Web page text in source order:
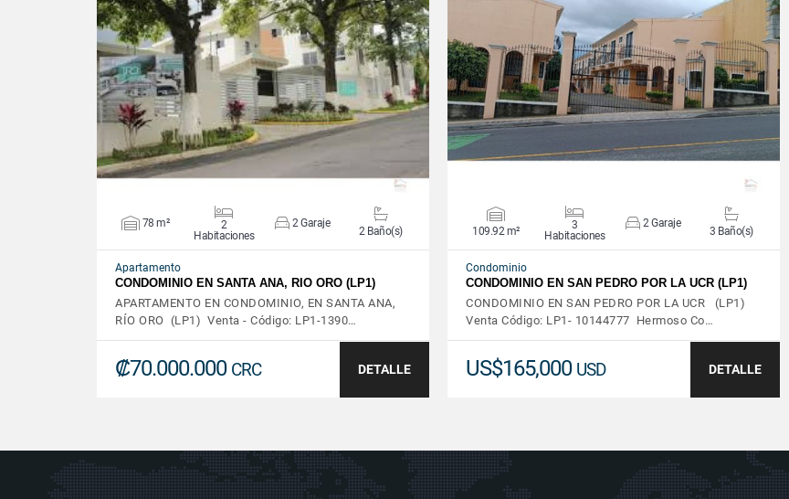
VER DETALLES
78 m²
2
Habitaciones
2 Garaje
2 Baño(s)
Apartamento
CONDOMINIO EN SANTA ANA, RIO ORO (LP1)
APARTAMENTO EN CONDOMINIO, EN SANTA ANA,
RÍO ORO (LP1) Venta - Código: LP1-1390…
₡70.000.000 CRC DETALLE
VER DETALLES
109.92 m²
3
Habitaciones
2 Garaje
3 Baño(s)
Condominio
CONDOMINIO EN SAN PEDRO POR LA UCR (LP1)
CONDOMINIO EN SAN PEDRO POR LA UCR (LP1)
Venta Código: LP1- 10144777 Hermoso Co…
US$165,000 USD DETALLE